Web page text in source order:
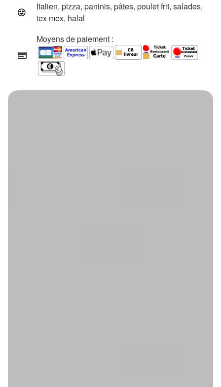
Italien, pizza, paninis, pâtes, poulet frit, salades,
tex mex, halal
Moyens de paiement :